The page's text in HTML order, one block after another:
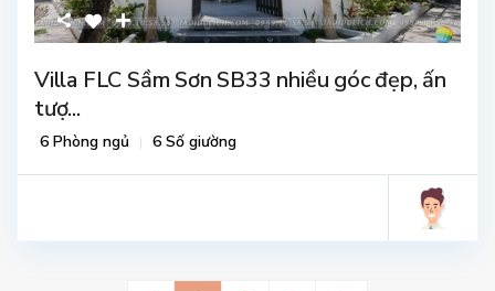
Villa FLC Sầm Sơn SB33 nhiều góc đẹp, ấn
tượ...
6 Phòng ngủ 6 Số giường